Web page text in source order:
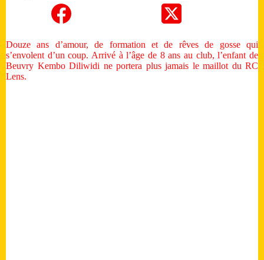
Douze ans d’amour, de formation et de rêves de gosse qui
s’envolent d’un coup. Arrivé à l’âge de 8 ans au club, l’enfant de
Beuvry Kembo Diliwidi ne portera plus jamais le maillot du RC
Lens.